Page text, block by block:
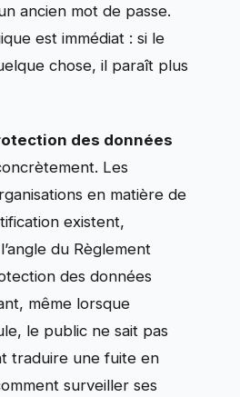
ancien mot de passe.
est immédiat : si le
chose, il paraît plus
des données
Les
en matière de
existent,
du Règlement
des données
même lorsque
le public ne sait pas
traduire une fuite en
surveiller ses